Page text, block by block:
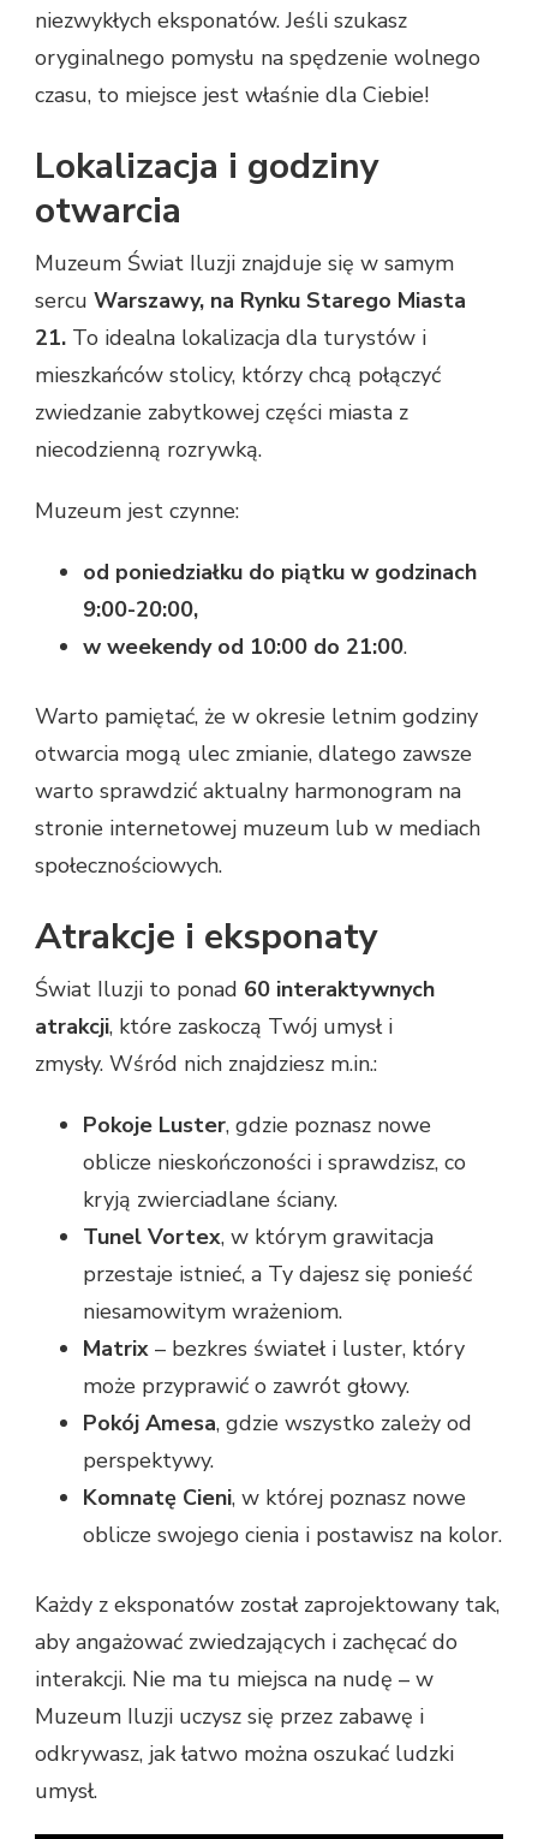
niezwykłych eksponatów. Jeśli szukasz
oryginalnego pomysłu na spędzenie wolnego
czasu, to miejsce jest właśnie dla Ciebie!
Lokalizacja i godziny
otwarcia
Muzeum Świat Iluzji znajduje się w samym
sercu Warszawy, na Rynku Starego Miasta
21. To idealna lokalizacja dla turystów i
mieszkańców stolicy, którzy chcą połączyć
zwiedzanie zabytkowej części miasta z
niecodzienną rozrywką.
Muzeum jest czynne:
od poniedziałku do piątku w godzinach
9:00-20:00,
w weekendy od 10:00 do 21:00.
Warto pamiętać, że w okresie letnim godziny
otwarcia mogą ulec zmianie, dlatego zawsze
warto sprawdzić aktualny harmonogram na
stronie internetowej muzeum lub w mediach
społecznościowych.
Atrakcje i eksponaty
Świat Iluzji to ponad 60 interaktywnych
atrakcji, które zaskoczą Twój umysł i
zmysły. Wśród nich znajdziesz m.in.:
Pokoje Luster, gdzie poznasz nowe
oblicze nieskończoności i sprawdzisz, co
kryją zwierciadlane ściany.
Tunel Vortex, w którym grawitacja
przestaje istnieć, a Ty dajesz się ponieść
niesamowitym wrażeniom.
Matrix – bezkres świateł i luster, który
może przyprawić o zawrót głowy.
Pokój Amesa, gdzie wszystko zależy od
perspektywy.
Komnatę Cieni, w której poznasz nowe
oblicze swojego cienia i postawisz na kolor.
Każdy z eksponatów został zaprojektowany tak,
aby angażować zwiedzających i zachęcać do
interakcji. Nie ma tu miejsca na nudę – w
Muzeum Iluzji uczysz się przez zabawę i
odkrywasz, jak łatwo można oszukać ludzki
umysł.